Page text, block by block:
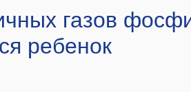
газов
ребенок